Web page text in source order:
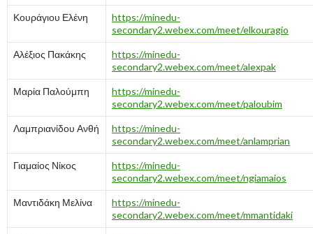
Κουράγιου Ελένη
https://minedu-
secondary2.webex.com/meet/elkouragio
Αλέξιος Πακάκης
https://minedu-
secondary2.webex.com/meet/alexpak
Μαρία Παλούμπη
https://minedu-
secondary2.webex.com/meet/paloubim
Λαμπριανίδου Ανθή
https://minedu-
secondary2.webex.com/meet/anlamprian
Γιαμαίος Νίκος
https://minedu-
secondary2.webex.com/meet/ngiamaios
Μαντιδάκη Μελίνα
https://minedu-
secondary2.webex.com/meet/mmantidaki